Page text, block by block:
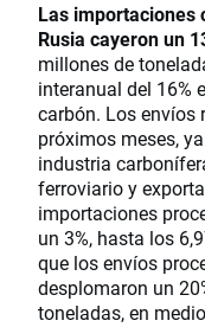
Las importaciones
Rusia cayeron un
millones de
interanual del 16%
carbón. Los envíos
próximos meses,
industria
ferroviario y
importaciones
un 3%, hasta los
que los envíos
desplomaron un
toneladas, en